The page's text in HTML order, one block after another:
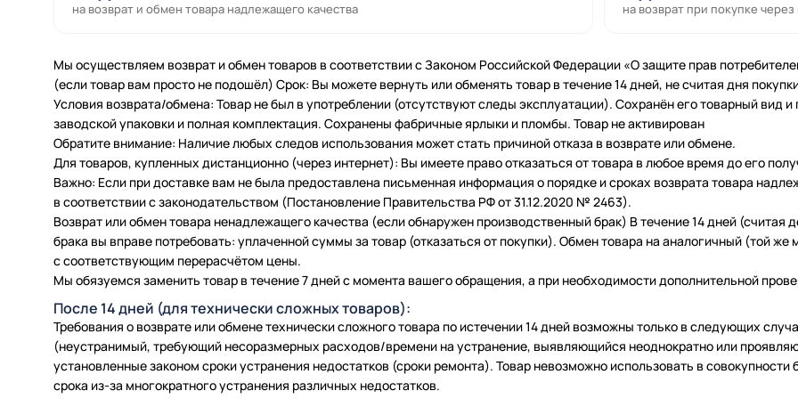
на возврат и обмен товара надлежащего качества на возврат при покупке
Мы осуществляем возврат и обмен товаров в соответствии с Законом Российской Федерации «О защите прав
(если товар вам просто не подошёл) Срок: Вы можете вернуть или обменять товар в течение 14 дней, не считая дня
Условия возврата/обмена: Товар не был в употреблении (отсутствуют следы эксплуатации). Сохранён его товарный вид
заводской упаковки и полная комплектация. Сохранены фабричные ярлыки и пломбы. Товар не активирован
Обратите внимание: Наличие любых следов использования может стать причиной отказа в возврате или обмене.
Для товаров, купленных дистанционно (через интернет): Вы имеете право отказаться от товара в любое время до его
Важно: Если при доставке вам не была предоставлена письменная информация о порядке и сроках возврата товара
в соответствии с законодательством (Постановление Правительства РФ от 31.12.2020 № 2463).
Возврат или обмен товара ненадлежащего качества (если обнаружен производственный брак) В течение 14 дней (считая
брака вы вправе потребовать: уплаченной суммы за товар (отказаться от покупки). Обмен товара на аналогичный (той
с соответствующим перерасчётом цены.
Мы обязуемся заменить товар в течение 7 дней с момента вашего обращения, а при необходимости дополнительной
После 14 дней (для технически сложных товаров):
Требования о возврате или обмене технически сложного товара по истечении 14 дней возможны только в следующих
(неустранимый, требующий несоразмерных расходов/времени на устранение, выявляющийся неоднократно или
установленные законом сроки устранения недостатков (сроки ремонта). Товар невозможно использовать в
срока из-за многократного устранения различных недостатков.